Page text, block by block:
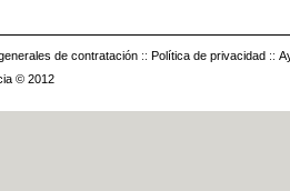
de contratación :: Política de privacidad ::
© 2012